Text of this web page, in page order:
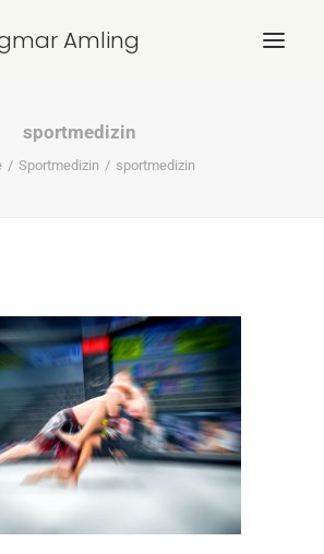
Amling
sportmedizin
Sportmedizin sportmedizin